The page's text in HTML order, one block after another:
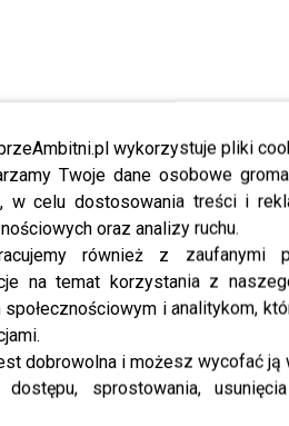
wykorzystuje pliki
Twoje dane osobowe
w celu dostosowania treści i
oraz analizy ruchu.
również z zaufanymi
na temat korzystania z
społecznościowym i analitykom,
dobrowolna i możesz wycofać
dostępu, sprostowania,